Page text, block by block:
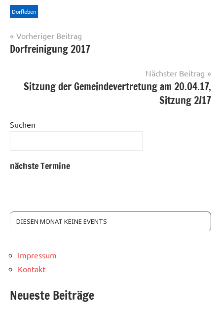
Dorfleben
Beitragsnavigation
Vorheriger Beitrag
Dorfreinigung 2017
Nächster Beitrag
Sitzung der Gemeindevertretung am 20.04.17,
Sitzung 2/17
Suchen
nächste Termine
DIESEN MONAT KEINE EVENTS
Impressum
Kontakt
Neueste Beiträge